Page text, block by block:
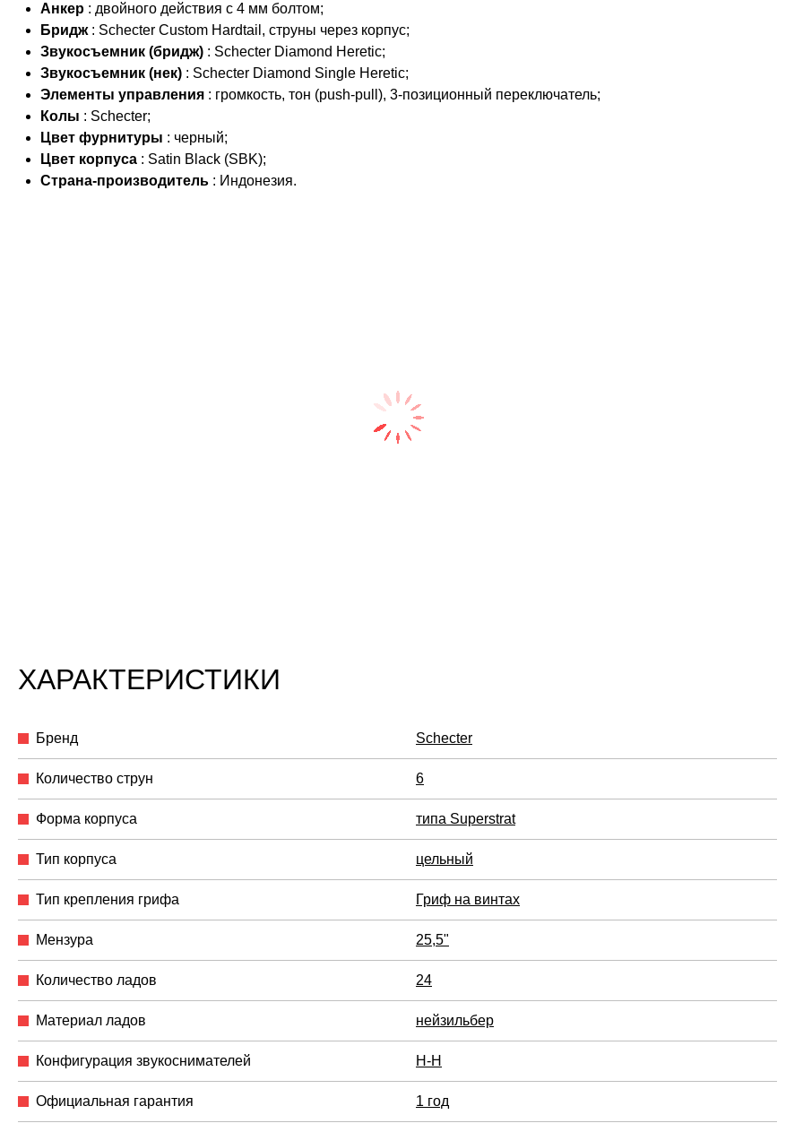
Анкер : двойного действия с 4 мм болтом;
Бридж: Schecter Custom Hardtail, струны через корпус;
Звукосъемник (бридж) : Schecter Diamond Heretic;
Звукосъемник (нек) : Schecter Diamond Single Heretic;
Элементы управления : громкость, тон (push-pull), 3-позиционный переключатель;
Колы : Schecter;
Цвет фурнитуры : черный;
Цвет корпуса : Satin Black (SBK);
Страна-производитель : Индонезия.
ХАРАКТЕРИСТИКИ
Бренд Schecter
Количество струн 6
Форма корпуса типа Superstrat
Тип корпуса цельный
Тип крепления грифа Гриф на винтах
Мензура 25,5"
Количество ладов 24
Материал ладов нейзильбер
Конфигурация звукоснимателей H-H
Официальная гарантия 1 год